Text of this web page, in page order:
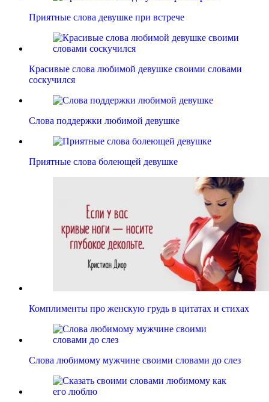
Приятные слова девушке при встрече
Красивые слова любимой девушке своими словами
соскучился
Слова поддержки любимой девушке
Приятные слова болеющей девушке
Комплименты про женскую грудь в цитатах и стихах
Слова любимому мужчине своими словами до слез